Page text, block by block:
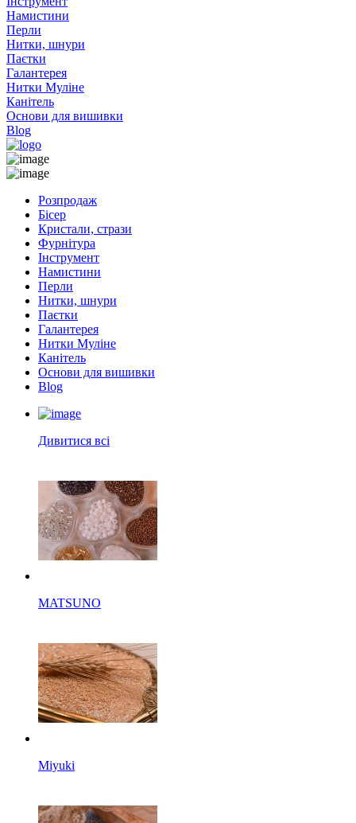
Намистини
Перли
Нитки, шнури
Паєтки
Галантерея
Нитки Муліне
Канітель
Основи для вишивки
Blog
Розпродаж
Бісер
Кристали, стрази
Фурнітура
Інструмент
Намистини
Перли
Нитки, шнури
Паєтки
Галантерея
Нитки Муліне
Канітель
Основи для вишивки
Blog
Дивитися всі
MATSUNO
Miyuki